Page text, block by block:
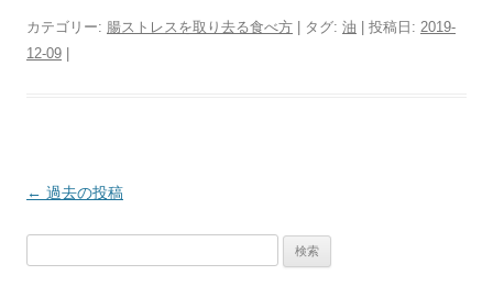
カテゴリー: 腸ストレスを取り去る食べ方 | タグ: 油 | 投稿日: 2019-
12-09
投
← 過去の投稿